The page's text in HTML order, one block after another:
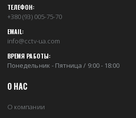
ТЕЛЕФОН:
+380 (93) 005-75-70
EMAIL:
info@cctv-ua.com
ВРЕМЯ РАБОТЫ:
Понедельник - Пятница / 9:00 - 18:00
О НАС
О компании